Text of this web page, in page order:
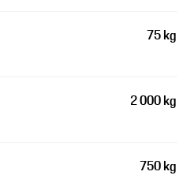
75 kg
2 000 kg
750 kg